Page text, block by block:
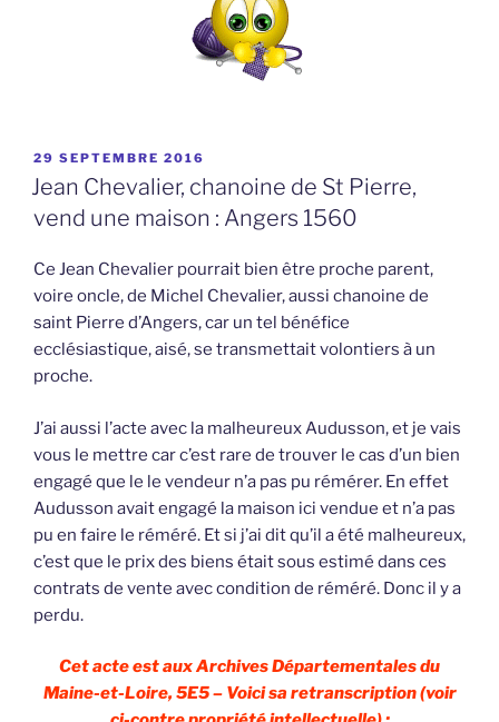
PUBLIÉ
LE
29 SEPTEMBRE 2016
Jean Chevalier, chanoine de St Pierre,
vend une maison : Angers 1560
Ce Jean Chevalier pourrait bien être proche parent,
voire oncle, de Michel Chevalier, aussi chanoine de
saint Pierre d’Angers, car un tel bénéfice
ecclésiastique, aisé, se transmettait volontiers à un
proche.
J’ai aussi l’acte avec la malheureux Audusson, et je vais
vous le mettre car c’est rare de trouver le cas d’un bien
engagé que le le vendeur n’a pas pu rémérer. En effet
Audusson avait engagé la maison ici vendue et n’a pas
pu en faire le réméré. Et si j’ai dit qu’il a été malheureux,
c’est que le prix des biens était sous estimé dans ces
contrats de vente avec condition de réméré. Donc il y a
perdu.
Cet acte est aux Archives Départementales du
Maine-et-Loire, 5E5 – Voici sa retranscription (voir